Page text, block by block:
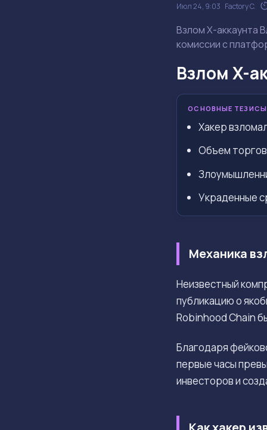
Июл 24, 9:03 Factory C.
Взлом X-аккаунта
комиссии с
Взлом X-
ОСНОВНЫЕ ТЕЗИСЫ
Хакер
Объем
Украденные
Механика
Неизвестный
публикацию о
Robinhood Chain
Благодаря
первые часы
инвесторов и